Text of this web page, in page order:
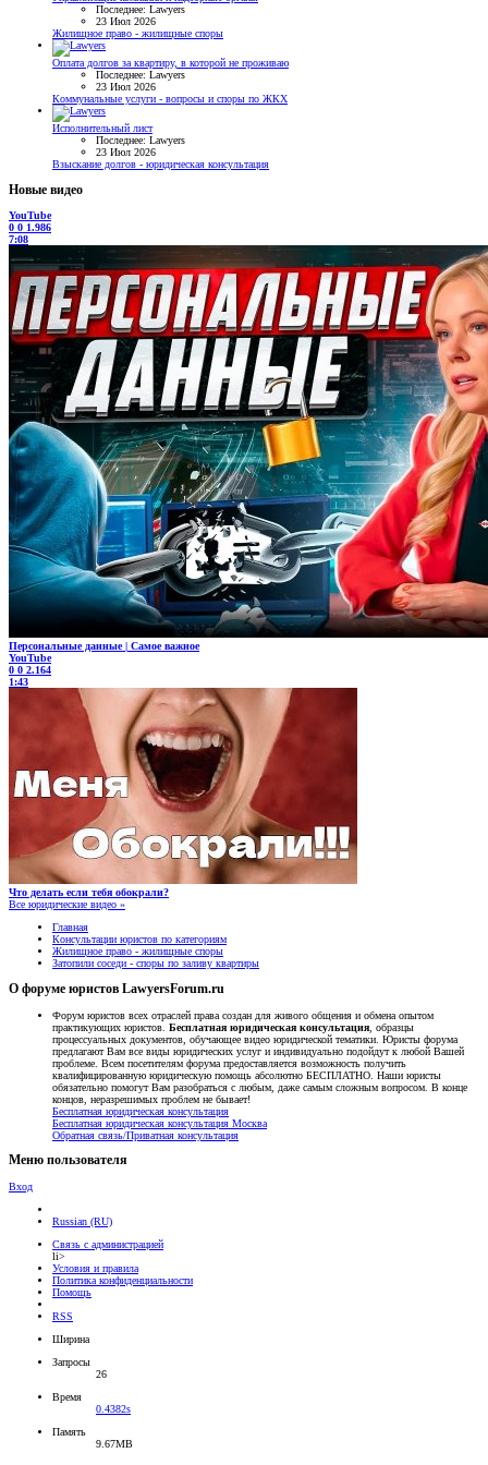
Последнее: Lawyers
23 Июл 2026
Жилищное право - жилищные споры
Оплата долгов за квартиру, в которой не проживаю
Последнее: Lawyers
23 Июл 2026
Коммунальные услуги - вопросы и споры по ЖКХ
Исполнительный лист
Последнее: Lawyers
23 Июл 2026
Взыскание долгов - юридическая консультация
Новые видео
YouTube
0 0 1.986
7:08
Персональные данные | Самое важное
YouTube
0 0 2.164
1:43
Что делать если тебя обокрали?
Все юридические видео »
Главная
Консультации юристов по категориям
Жилищное право - жилищные споры
Затопили соседи - споры по заливу квартиры
О форуме юристов LawyersForum.ru
Форум юристов всех отраслей права создан для живого общения и обмена опытом
практикующих юристов. Бесплатная юридическая консультация , образцы
процессуальных документов, обучающее видео юридической тематики. Юристы форума
предлагают Вам все виды юридических услуг и индивидуально подойдут к любой Вашей
проблеме. Всем посетителям форума предоставляется возможность получить
квалифицированную юридическую помощь абсолютно БЕСПЛАТНО. Наши юристы
обязательно помогут Вам разобраться с любым, даже самым сложным вопросом. В конце
концов, неразрешимых проблем не бывает!
Бесплатная юридическая консультация
Бесплатная юридическая консультация Москва
Обратная связь/Приватная консультация
Меню пользователя
Вход
Russian (RU)
Связь с администрацией
li>
Условия и правила
Политика конфиденциальности
Помощь
RSS
Ширина
Запросы
26
Время
0.4382s
Память
9.67MB